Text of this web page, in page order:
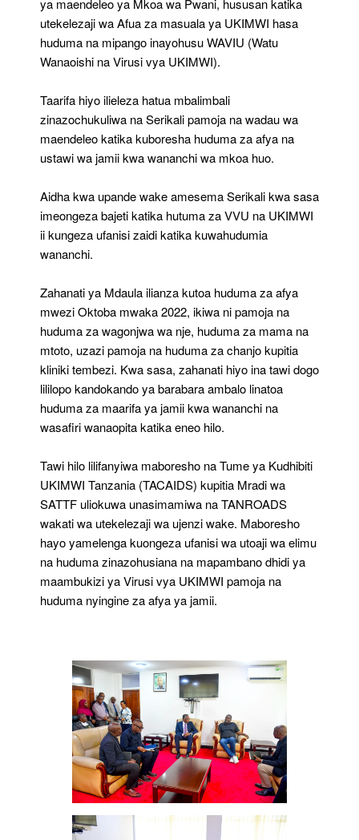
utekelezaji wa Afua za masuala ya UKIMWI hasa
huduma na mipango inayohusu WAVIU (Watu
Wanaoishi na Virusi vya UKIMWI).
Taarifa hiyo ilieleza hatua mbalimbali
zinazochukuliwa na Serikali pamoja na wadau wa
maendeleo katika kuboresha huduma za afya na
ustawi wa jamii kwa wananchi wa mkoa huo.
Aidha kwa upande wake amesema Serikali kwa sasa
imeongeza bajeti katika hutuma za VVU na UKIMWI
ii kungeza ufanisi zaidi katika kuwahudumia
wananchi.
Zahanati ya Mdaula ilianza kutoa huduma za afya
mwezi Oktoba mwaka 2022, ikiwa ni pamoja na
huduma za wagonjwa wa nje, huduma za mama na
mtoto, uzazi pamoja na huduma za chanjo kupitia
kliniki tembezi. Kwa sasa, zahanati hiyo ina tawi dogo
lililopo kandokando ya barabara ambalo linatoa
huduma za maarifa ya jamii kwa wananchi na
wasafiri wanaopita katika eneo hilo.
Tawi hilo lilifanyiwa maboresho na Tume ya Kudhibiti
UKIMWI Tanzania (TACAIDS) kupitia Mradi wa
SATTF uliokuwa unasimamiwa na TANROADS
wakati wa utekelezaji wa ujenzi wake. Maboresho
hayo yamelenga kuongeza ufanisi wa utoaji wa elimu
na huduma zinazohusiana na mapambano dhidi ya
maambukizi ya Virusi vya UKIMWI pamoja na
huduma nyingine za afya ya jamii.